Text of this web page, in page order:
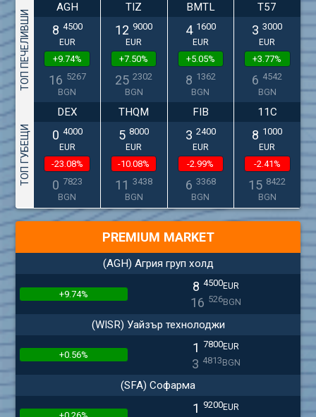
ТОП ПЕЧЕЛИВШИ
AGH
8 4500
EUR
+9.74%
16 5267
BGN
TIZ
12 9000
EUR
+7.50%
25 2302
BGN
BMTL
4 1600
EUR
+5.05%
8 1362
BGN
T57
3 3000
EUR
+3.77%
6 4542
BGN
ТОП ГУБЕЩИ
DEX
0 4000
EUR
-23.08%
0 7823
BGN
THQM
5 8000
EUR
-10.08%
11 3438
BGN
FIB
3 2400
EUR
-2.99%
6 3368
BGN
11C
8 1000
EUR
-2.41%
15 8422
BGN
PREMIUM MARKET
(AGH) Агрия груп холд
+9.74% 8 4500EUR
16 526BGN
(WISR) Уайзър технолоджи
+0.56% 1 7800EUR
3 4813 BGN
(SFA) Софарма
1 9200EUR